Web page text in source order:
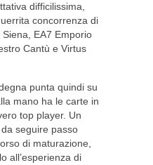
difficilissima,
concorrenza di
EA7 Emporio
Cantù e Virtus
punta quindi su
mano ha le carte in
top player. Un
seguire passo
di maturazione,
all’esperienza di